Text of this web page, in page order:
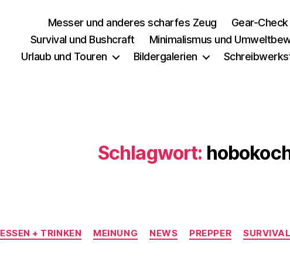
Messer und anderes scharfes Zeug Gear-Check
Survival und Bushcraft
Minimalismus und
Urlaub und Touren
Bildergalerien
Schlagwort:
Kategorien
ESSEN + TRINKEN MEINUNG NEWS PREPPER SURVIVAL